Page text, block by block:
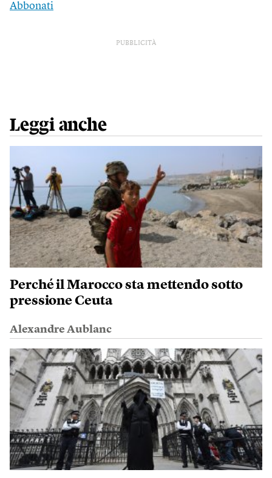
Abbonati
PUBBLICITÀ
Leggi anche
Perché il Marocco sta mettendo sotto
pressione Ceuta
Alexandre Aublanc